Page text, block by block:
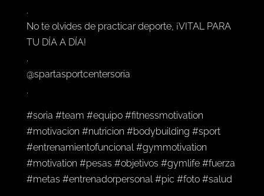
.
No te olvides de practicar deporte, ¡VITAL PARA
TU DÍA A DÍA!
.
@spartasportcentersoria
.
#soria #team #equipo #fitnessmotivation
#motivacion #nutricion #bodybuilding #sport
#entrenamientofuncional #gymmotivation
#motivation #pesas #objetivos #gymlife #fuerza
#metas #entrenadorpersonal #pic #foto #salud